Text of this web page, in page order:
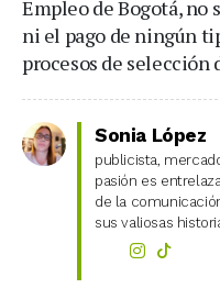
Empleo de Bogotá,
ni el pago de ningún
procesos de
Sonia López
publicista,
pasión es
de la
sus valiosas